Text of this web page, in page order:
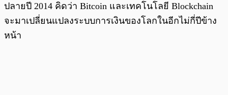
ปลายปี 2014 คิดว่า Bitcoin และเทคโนโลยี Blockchain
จะมาเปลี่ยนแปลงระบบการเงินของโลกในอีกไม่กี่ปีข้าง
หน้า